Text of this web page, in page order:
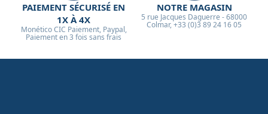
PAIEMENT SÉCURISÉ EN
1X À 4X
Monético CIC Paiement, Paypal,
Paiement en 3 fois sans frais
NOTRE MAGASIN
5 rue Jacques Daguerre - 68000
Colmar, +33 (0)3 89 24 16 05